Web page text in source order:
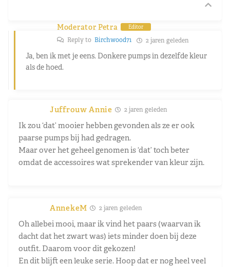
Moderator Petra Editor
Reply to Birchwood71 2 jaren geleden
Ja, ben ik met je eens. Donkere pumps in dezelfde kleur
als de hoed.
Juffrouw Annie 2 jaren geleden
Ik zou ‘dat’ mooier hebben gevonden als ze er ook
paarse pumps bij had gedragen.
Maar over het geheel genomen is ‘dat’ toch beter
omdat de accessoires wat sprekender van kleur zijn.
AnnekeM 2 jaren geleden
Oh allebei mooi, maar ik vind het paars (waarvan ik
dacht dat het zwart was) iets minder doen bij deze
outfit. Daarom voor dit gekozen!
En dit blijft een leuke serie. Hoop dat er nog heel veel